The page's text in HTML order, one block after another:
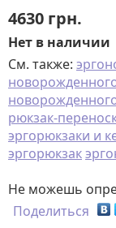
4630 грн.
Нет в наличии
См. также:
рюкзак-
эргорюкзаки и
эргорюкзак
Не можешь
Поделиться